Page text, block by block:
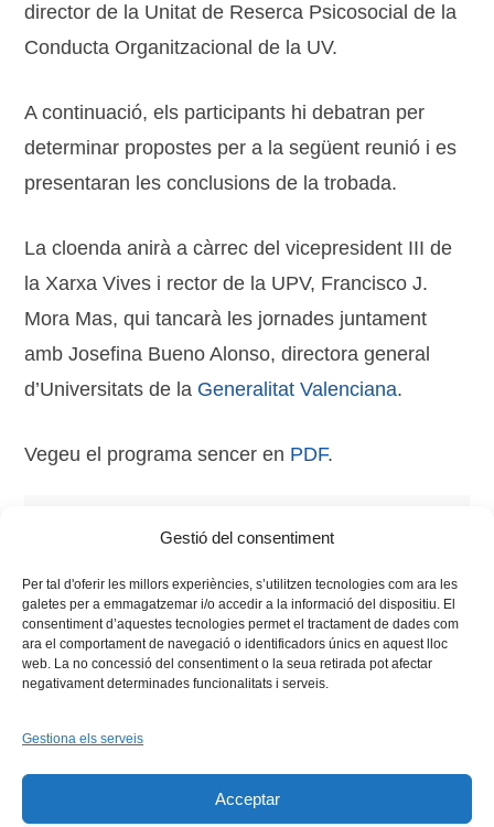
Gestió del consentiment
Per tal d'oferir les millors experiències, s’utilitzen tecnologies com ara les
galetes per a emmagatzemar i/o accedir a la informació del dispositiu. El
consentiment d’aquestes tecnologies permet el tractament de dades com
ara el comportament de navegació o identificadors únics en aquest lloc
web. La no concessió del consentiment o la seua retirada pot afectar
negativament determinades funcionalitats i serveis.
Gestiona els serveis
Acceptar
director de la Unitat de Reserca Psicosocial de la
Conducta Organitzacional de la UV.
A continuació, els participants hi debatran per
determinar propostes per a la següent reunió i es
presentaran les conclusions de la trobada.
La cloenda anirà a càrrec del vicepresident III de
la Xarxa Vives i rector de la UPV, Francisco J.
Mora Mas, qui tancarà les jornades juntament
amb Josefina Bueno Alonso, directora general
d’Universitats de la Generalitat Valenciana.
Vegeu el programa sencer en PDF.